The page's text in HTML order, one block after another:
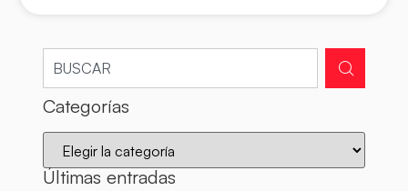
Categorías
Últimas entradas